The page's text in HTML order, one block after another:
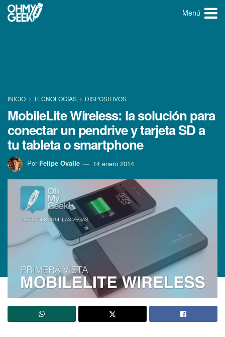
Menú
INICIO TECNOLOGÍ­AS DISPOSITIVOS
MobileLite Wireless: la solución para
conectar un pendrive y tarjeta SD a
tu tableta o smartphone
Por Felipe Ovalle 14 enero 2014